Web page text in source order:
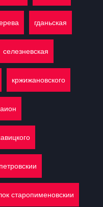
гданьская
селезневская
кржижановского
старопименовскии